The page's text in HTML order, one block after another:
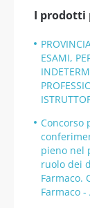
I prodotti
ESAMI,
Concorso
pieno nel
ruolo dei
Farmaco.
Farmaco -